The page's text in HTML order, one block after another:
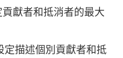
獻者和抵消者的最大
定描述個別貢獻者和抵